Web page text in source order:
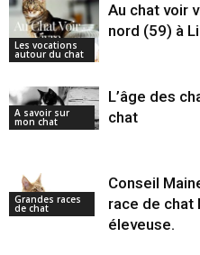
Les vocations
autour du chat
Au chat voir
nord (59) à
A savoir sur
mon chat
L’âge des
chat
Grandes races
de chat
Conseil
race de chat
éleveuse.